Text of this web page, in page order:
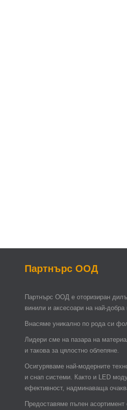
Партнърс ООД
Партнърс ООД e оторизиран
винили и аксесоари на най-добра
Внасяме уникално по рода си
Лидери сме на пазара на
и такова за цялостно облепяне.
Осигуряваме най-модерните
и снап системи. Както и LED
ефективност, надминаваща
Предоставяме пълен